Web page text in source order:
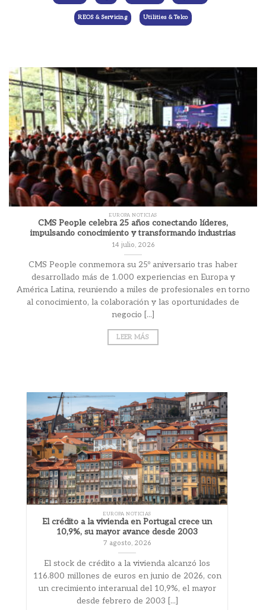
REOS & Servicing Utilities & Telco
EUROPA NOTICIAS
CMS People celebra 25 años conectando líderes,
impulsando conocimiento y transformando industrias
14 julio, 2026
CMS People conmemora su 25º aniversario tras haber
desarrollado más de 1.000 experiencias en Europa y
América Latina, reuniendo a miles de profesionales en torno
al conocimiento, la colaboración y las oportunidades de
negocio [...]
LEER MÁS
EUROPA NOTICIAS
El crédito a la vivienda en Portugal crece un
10,9%, su mayor avance desde 2003
7 agosto, 2026
El stock de crédito a la vivienda alcanzó los
116.800 millones de euros en junio de 2026, con
un crecimiento interanual del 10,9%, el mayor
desde febrero de 2003 [...]